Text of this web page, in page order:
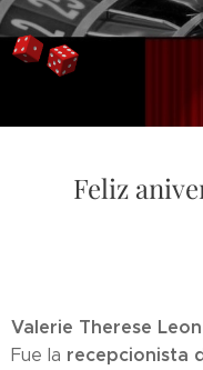
Feliz
Valerie Therese
Fue la recepcionista